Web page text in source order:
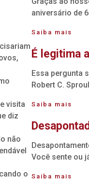
visita
diz
não
o
aniversário de
Saiba mais
É legitima
Essa pergunta
Robert C.
Saiba mais
Você sente ou
Saiba mais